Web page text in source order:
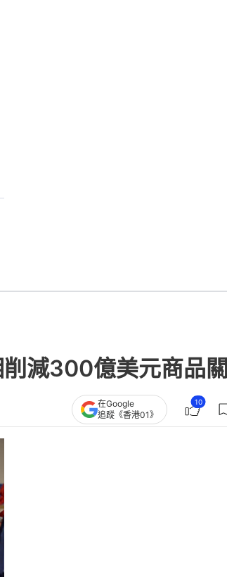
減300億美元商品
在Google
追蹤《香港01》
10